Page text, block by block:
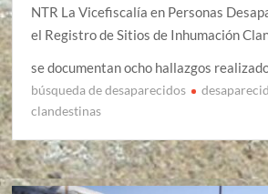
NTR La Vicefiscalía en Personas
el Registro de Sitios de Inhumación
se documentan ocho hallazgos
búsqueda de desaparecidos
clandestinas